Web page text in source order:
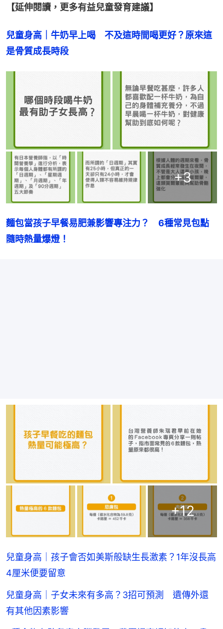
【延伸閱讀，更多有益兒童發育建議】
兒童身高｜牛奶早上喝　不及這時間喝更好？原來這
是骨質成長時段
+3
麵包當孩子早餐易肥兼影響專注力？　6種常見包點
隨時熱量爆燈！
+12
兒童身高｜孩子會否如美斯般缺生長激素？1年沒長高
4厘米便要留意
兒童身高｜子女未來有多高？3招可預測 遺傳外還
有其他因素影響